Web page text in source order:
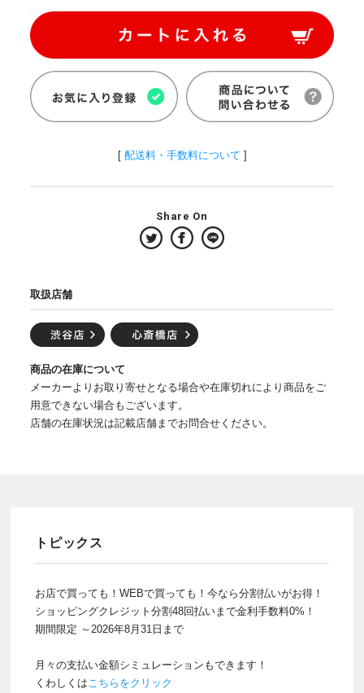
[ 配送料・手数料について ]
Share On
取扱店舗
商品の在庫について
メーカーよりお取り寄せとなる場合や在庫切れにより商品をご
用意できない場合もございます。
店舗の在庫状況は記載店舗までお問合せください。
トピックス
お店で買っても！WEBで買っても！今なら分割払いがお得！
ショッピングクレジット分割48回払いまで金利手数料0%！
期間限定 ～2026年8月31日まで
月々の支払い金額シミュレーションもできます！
くわしくはこちらをクリック